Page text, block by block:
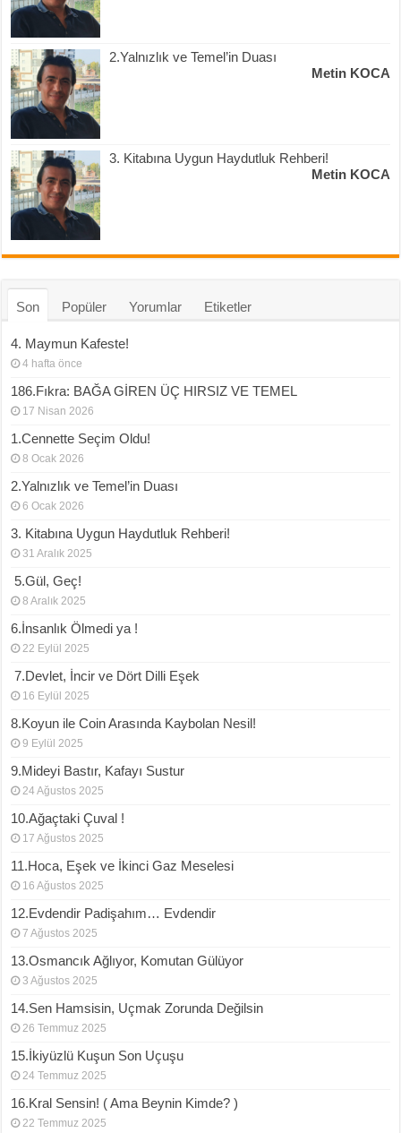
2.Yalnızlık ve Temel’in Duası
Metin KOCA
3. Kitabına Uygun Haydutluk Rehberi!
Metin KOCA
Son Popüler Yorumlar Etiketler
4. Maymun Kafeste!
4 hafta önce
186.Fıkra: BAĞA GİREN ÜÇ HIRSIZ VE TEMEL
17 Nisan 2026
1.Cennette Seçim Oldu!
8 Ocak 2026
2.Yalnızlık ve Temel’in Duası
6 Ocak 2026
3. Kitabına Uygun Haydutluk Rehberi!
31 Aralık 2025
5.Gül, Geç!
8 Aralık 2025
6.İnsanlık Ölmedi ya !
22 Eylül 2025
7.Devlet, İncir ve Dört Dilli Eşek
16 Eylül 2025
8.Koyun ile Coin Arasında Kaybolan Nesil!
9 Eylül 2025
9.Mideyi Bastır, Kafayı Sustur
24 Ağustos 2025
10.Ağaçtaki Çuval !
17 Ağustos 2025
11.Hoca, Eşek ve İkinci Gaz Meselesi
16 Ağustos 2025
12.Evdendir Padişahım… Evdendir
7 Ağustos 2025
13.Osmancık Ağlıyor, Komutan Gülüyor
3 Ağustos 2025
14.Sen Hamsisin, Uçmak Zorunda Değilsin
26 Temmuz 2025
15.İkiyüzlü Kuşun Son Uçuşu
24 Temmuz 2025
16.Kral Sensin! ( Ama Beynin Kimde? )
22 Temmuz 2025